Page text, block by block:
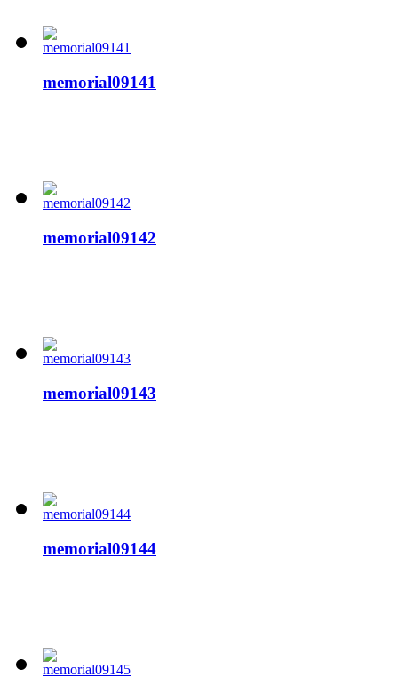
memorial09141
memorial09142
memorial09143
memorial09144